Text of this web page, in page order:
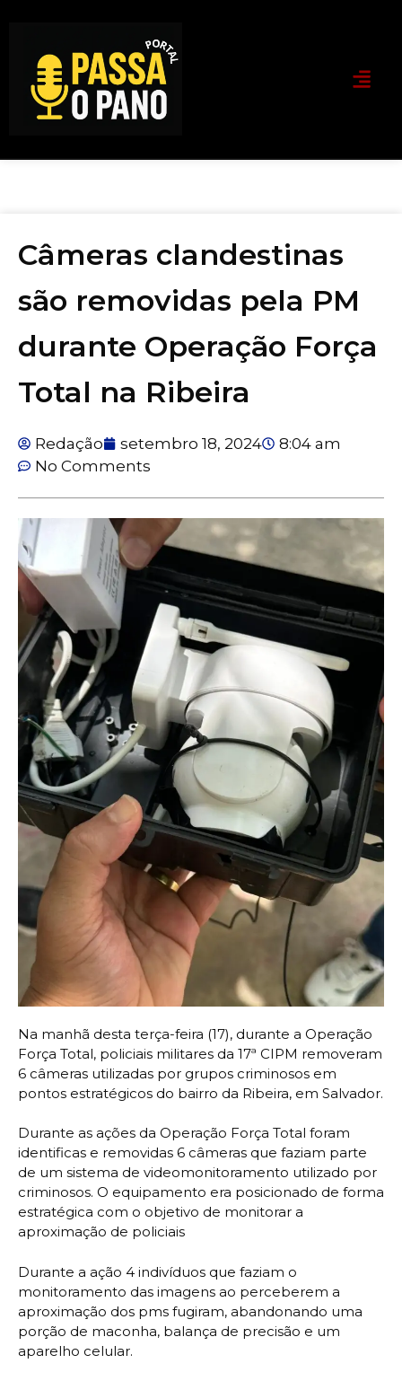
Câmeras clandestinas
são removidas pela PM
durante Operação Força
Total na Ribeira
Redação setembro 18, 2024
8:04 am
No Comments
Na manhã desta terça-feira (17), durante a Operação
Força Total, policiais militares da 17ª CIPM removeram
6 câmeras utilizadas por grupos criminosos em
pontos estratégicos do bairro da Ribeira, em Salvador.
Durante as ações da Operação Força Total foram
identificas e removidas 6 câmeras que faziam parte
de um sistema de videomonitoramento utilizado por
criminosos. O equipamento era posicionado de forma
estratégica com o objetivo de monitorar a
aproximação de policiais
Durante a ação 4 indivíduos que faziam o
monitoramento das imagens ao perceberem a
aproximação dos pms fugiram, abandonando uma
porção de maconha, balança de precisão e um
aparelho celular.